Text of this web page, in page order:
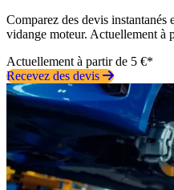
Comparez des devis
vidange moteur. Actuellement à
Actuellement à partir de 5 €*
Recevez des devis